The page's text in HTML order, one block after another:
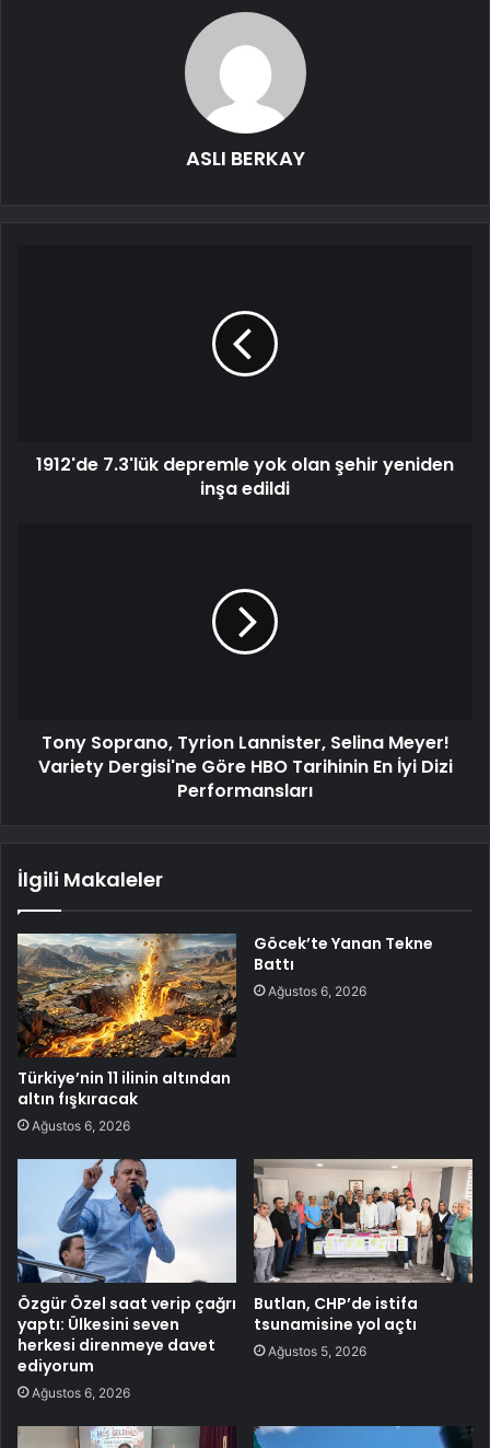
ASLI BERKAY
1912'de 7.3'lük depremle yok olan şehir yeniden
inşa edildi
Tony Soprano, Tyrion Lannister, Selina Meyer!
Variety Dergisi'ne Göre HBO Tarihinin En İyi Dizi
Performansları
İlgili Makaleler
Türkiye’nin 11 ilinin altından
altın fışkıracak
Ağustos 6, 2026
Göcek’te Yanan Tekne
Battı
Ağustos 6, 2026
Özgür Özel saat verip çağrı
yaptı: Ülkesini seven
herkesi direnmeye davet
ediyorum
Ağustos 6, 2026
Butlan, CHP’de istifa
tsunamisine yol açtı
Ağustos 5, 2026